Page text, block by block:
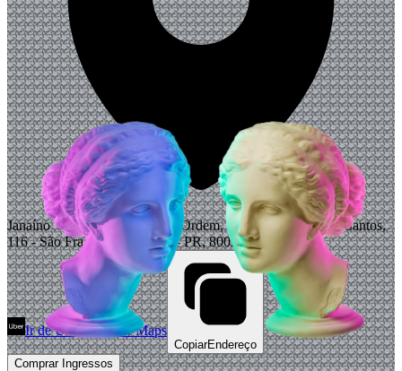
Janaíno Vegan Bar - Largo da Ordem, R. Dr. Claudino dos Santos,
116 - São Francisco, Curitiba - PR, 80020-170, Brazil
Ir de Uber Abrir Maps
CopiarEndereço
Comprar Ingressos